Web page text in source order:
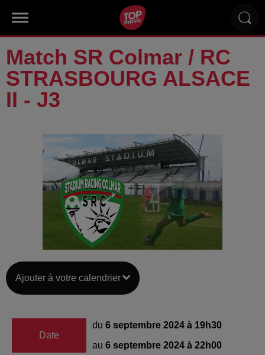
Match SR Colmar / RC
STRASBOURG ALSACE
II - J3
Ajouter à votre calendrier
Date
du 6 septembre 2024 à 19h30
au 6 septembre 2024 à 22h00